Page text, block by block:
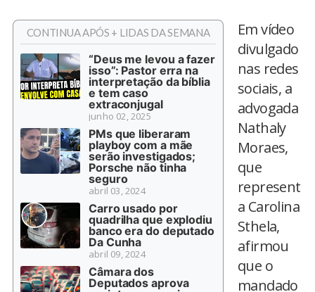
CONTINUA APÓS + LIDAS DA SEMANA
“Deus me levou a fazer
isso”: Pastor erra na
interpretação da bíblia
e tem caso
extraconjugal
junho 02, 2025
PMs que liberaram
playboy com a mãe
serão investigados;
Porsche não tinha
seguro
abril 03, 2024
Carro usado por
quadrilha que explodiu
banco era do deputado
Da Cunha
abril 09, 2024
Câmara dos
Deputados aprova
Em vídeo
divulgado
nas redes
sociais, a
advogada
Nathaly
Moraes,
que
represent
a Carolina
Sthela,
afirmou
que o
mandado